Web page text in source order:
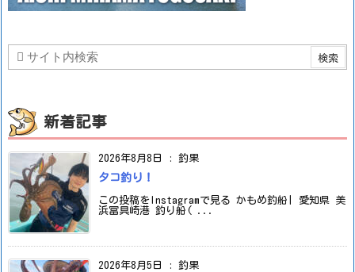
新着記事
2026年8月8日 : 釣果
タコ釣り！
この投稿をInstagramで見る かもめ釣船| 愛知県 美
浜冨具崎港 釣り船( ...
2026年8月5日 : 釣果